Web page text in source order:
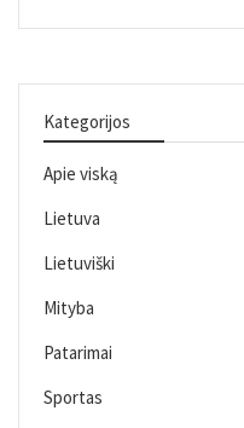
Kategorijos
Apie viską
Lietuva
Lietuviški
Mityba
Patarimai
Sportas